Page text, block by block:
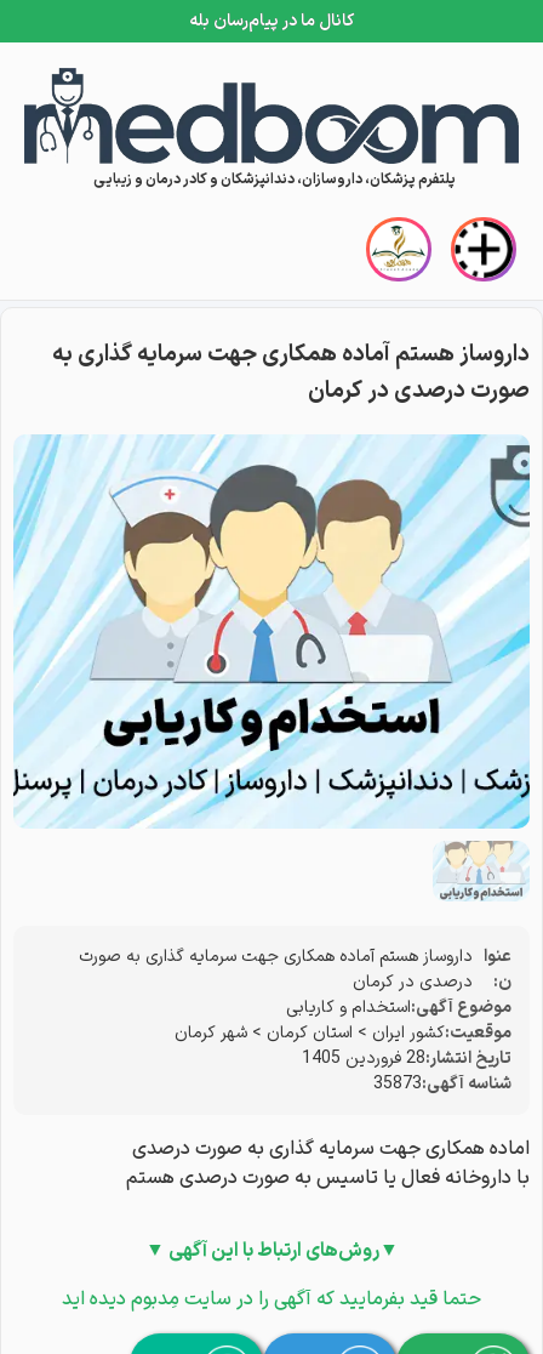
کانال ما در پیام‌رسان بله
Skip to content
پلتفرم پزشکان، داروسازان، دندانپزشکان و کادر درمان و زیبایی
داروساز هستم آماده همکاری جهت سرمایه گذاری به
صورت درصدی در کرمان
عنوا
ن:
داروساز هستم آماده همکاری جهت سرمایه گذاری به صورت
درصدی در کرمان
موضوع آگهی:استخدام و کاریابی
موقعیت:کشور ایران > استان کرمان > شهر کرمان
تاریخ انتشار:28 فروردین 1405
شناسه آگهی:35873
اماده همکاری جهت سرمایه گذاری به صورت درصدی
با داروخانه فعال یا تاسیس به صورت درصدی هستم
▼روش‌های ارتباط با این آگهی ▼
حتما قید بفرمایید که آگهی را در سایت مِدبوم دیده اید